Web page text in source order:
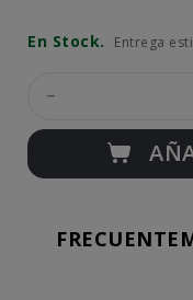
En Stock. Entrega
-